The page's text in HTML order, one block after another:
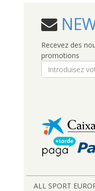
Recevez des
promotions
ALL SPORT